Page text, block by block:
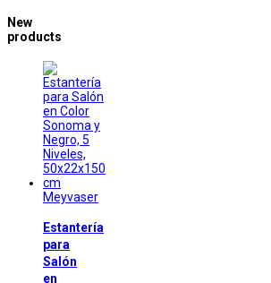
New
products
Meyvaser
Estantería
para
Salón
en